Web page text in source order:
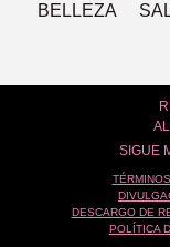
BELLEZA
SIGUE
DESCARGO DE
POLÍTICA